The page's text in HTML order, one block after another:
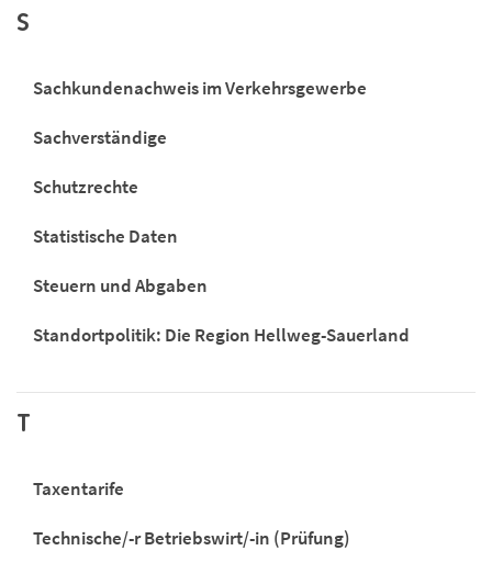
S
Sachkundenachweis im Verkehrsgewerbe
Sachverständige
Schutzrechte
Statistische Daten
Steuern und Abgaben
Standortpolitik: Die Region Hellweg-Sauerland
T
Taxentarife
Technische/-r Betriebswirt/-in (Prüfung)